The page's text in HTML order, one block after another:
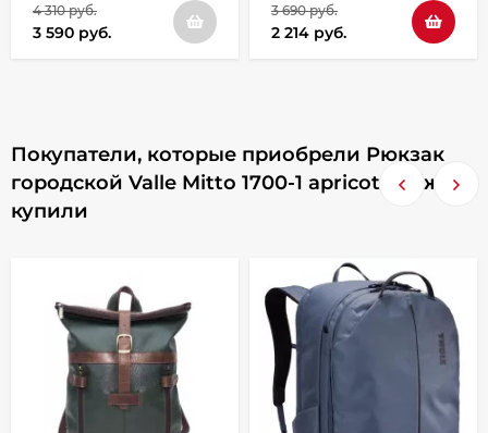
4 310 руб.
3 590 руб.
3 690 руб.
2 214 руб.
Покупатели, которые приобрели Рюкзак
городской Valle Mitto 1700-1 apricot, также
купили